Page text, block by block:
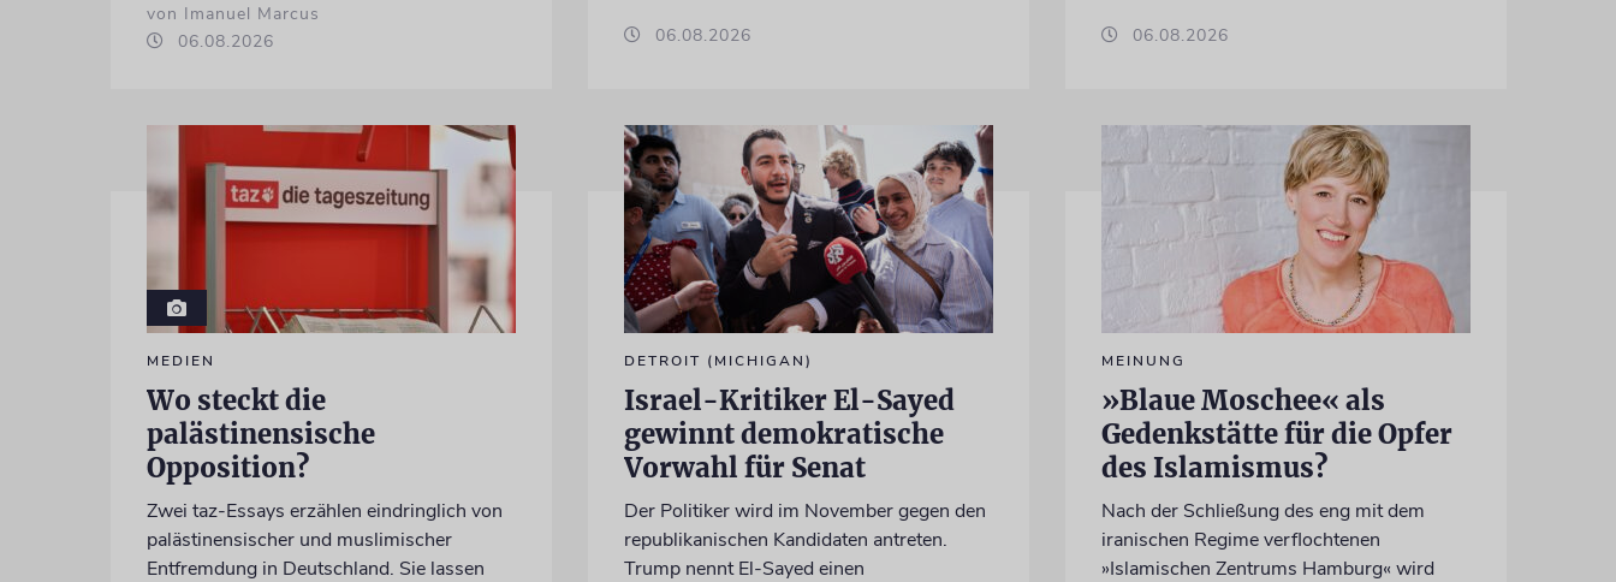
von Imanuel Marcus
06.08.2026
06.08.2026 06.08.2026
MEDIEN
Wo steckt die
palästinensische
Opposition?
Zwei taz-Essays erzählen eindringlich von
palästinensischer und muslimischer
Entfremdung in Deutschland. Sie lassen
DETROIT (MICHIGAN)
Israel-Kritiker El-Sayed
gewinnt demokratische
Vorwahl für Senat
Der Politiker wird im November gegen den
republikanischen Kandidaten antreten.
Trump nennt El-Sayed einen
MEINUNG
»Blaue Moschee« als
Gedenkstätte für die Opfer
des Islamismus?
Nach der Schließung des eng mit dem
iranischen Regime verflochtenen
»Islamischen Zentrums Hamburg« wird